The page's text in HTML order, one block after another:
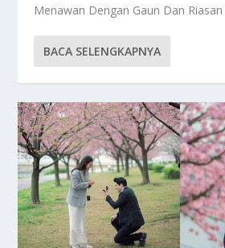
Menawan Dengan Gaun Dan Riasan
BACA SELENGKAPNYA